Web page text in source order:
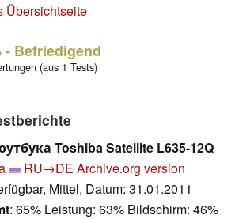
Übersichtseite
- Befriedigend
(aus 1 Tests)
Toshiba Satellite L635-12Q
RU→DE Archive.org version
Mittel, Datum: 31.01.2011
: 65% Leistung: 63% Bildschirm: 46%